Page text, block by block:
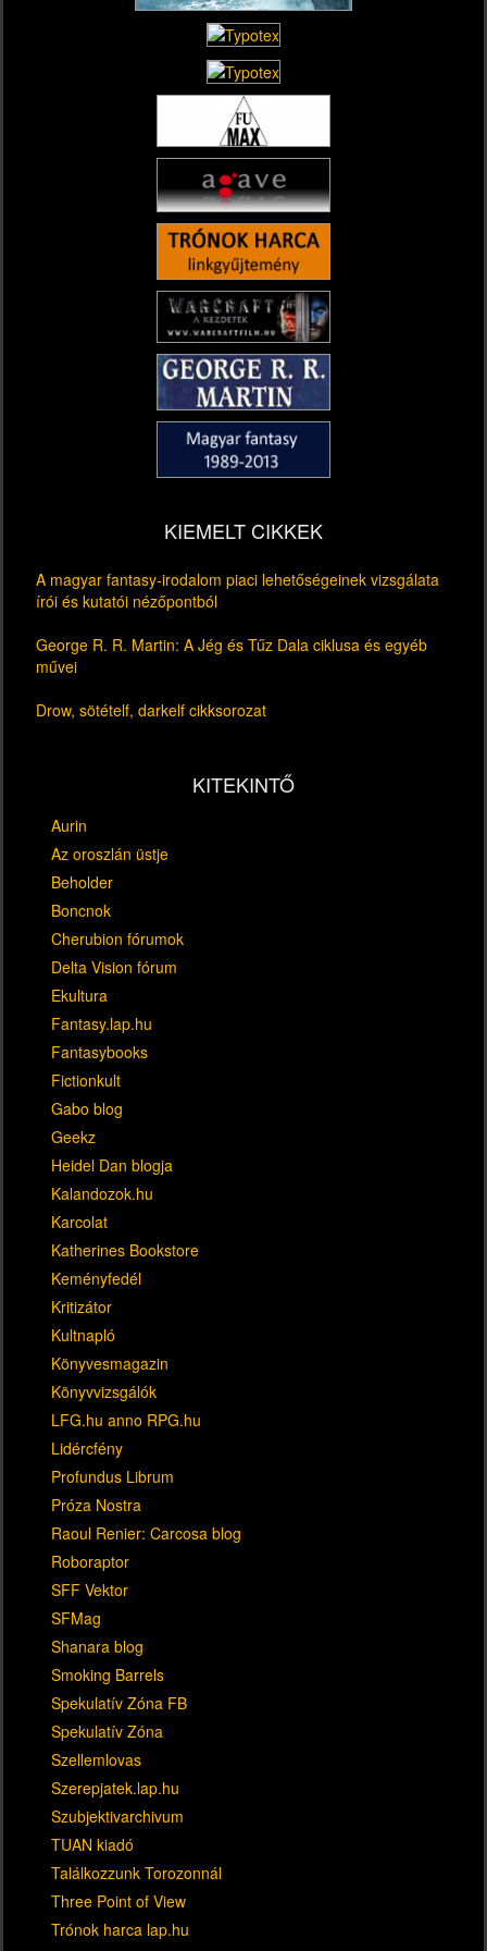
KIEMELT CIKKEK
A magyar fantasy-irodalom piaci lehetőségeinek vizsgálata
írói és kutatói nézőpontból
George R. R. Martin: A Jég és Tűz Dala ciklusa és egyéb
művei
Drow, sötételf, darkelf cikksorozat
KITEKINTŐ
Aurin
Az oroszlán üstje
Beholder
Boncnok
Cherubion fórumok
Delta Vision fórum
Ekultura
Fantasy.lap.hu
Fantasybooks
Fictionkult
Gabo blog
Geekz
Heidel Dan blogja
Kalandozok.hu
Karcolat
Katherines Bookstore
Keményfedél
Kritizátor
Kultnapló
Könyvesmagazin
Könyvvizsgálók
LFG.hu anno RPG.hu
Lidércfény
Profundus Librum
Próza Nostra
Raoul Renier: Carcosa blog
Roboraptor
SFF Vektor
SFMag
Shanara blog
Smoking Barrels
Spekulatív Zóna FB
Spekulatív Zóna
Szellemlovas
Szerepjatek.lap.hu
Szubjektivarchivum
TUAN kiadó
Találkozzunk Torozonnál
Three Point of View
Trónok harca lap.hu